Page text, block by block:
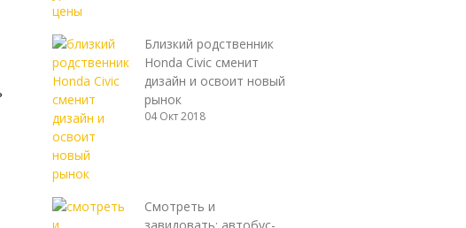
Близкий родственник
Honda Civic сменит
дизайн и освоит новый
рынок
04 Окт 2018
Смотреть и